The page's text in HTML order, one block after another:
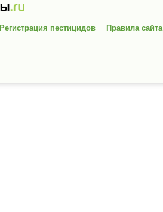
Регистрация пестицидов Правила сайта